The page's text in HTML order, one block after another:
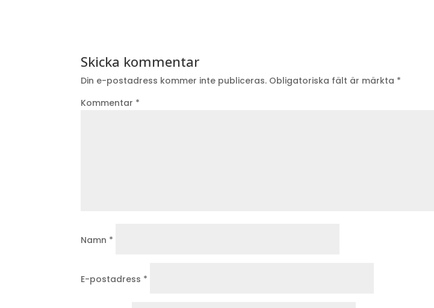
Skicka kommentar
Din e-postadress kommer inte publiceras. Obligatoriska fält är märkta *
Kommentar *
Namn *
E-postadress *